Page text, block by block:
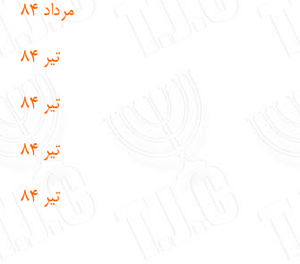
مرداد 84
تير 84
تير 84
تير 84
تير 84